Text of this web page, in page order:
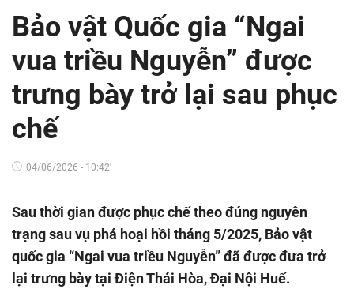
Bảo vật Quốc gia “Ngai
vua triều Nguyễn” được
trưng bày trở lại sau phục
chế
04/06/2026 - 10:42'
Sau thời gian được phục chế theo đúng nguyên
trạng sau vụ phá hoại hồi tháng 5/2025, Bảo vật
quốc gia “Ngai vua triều Nguyễn” đã được đưa trở
lại trưng bày tại Điện Thái Hòa, Đại Nội Huế.